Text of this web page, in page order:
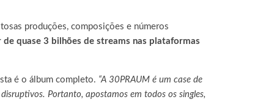
produções, composições e números
quase 3 bilhões de streams nas plataformas
é o álbum completo. “A 30PRAUM é um case de
Portanto, apostamos em todos os singles,